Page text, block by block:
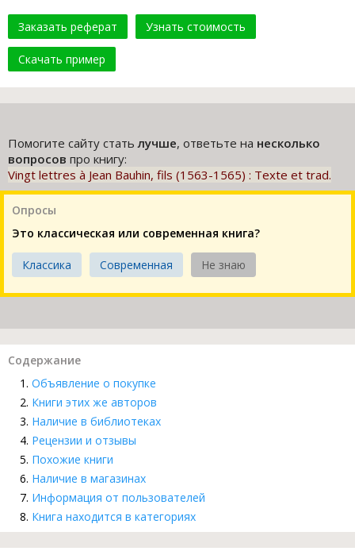
Заказать реферат Узнать стоимость
Скачать пример
Помогите сайту статьлучше, ответьте на несколько
вопросов про книгу:
Vingt lettres à Jean Bauhin, fils (1563-1565) : Texte et trad.
Опросы
Это классическая или современная книга?
Классика Современная Не знаю
Содержание
Объявление о покупке
Книги этих же авторов
Наличие в библиотеках
Рецензии и отзывы
Похожие книги
Наличие в магазинах
Информация от пользователей
Книга находится в категориях